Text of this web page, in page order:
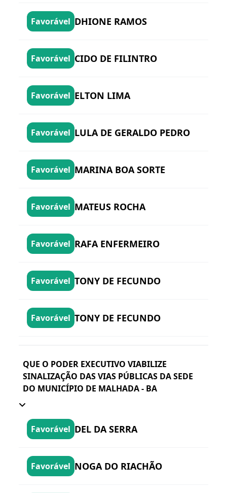
Favorável DHIONE RAMOS
Favorável CIDO DE FILINTRO
Favorável ELTON LIMA
Favorável LULA DE GERALDO PEDRO
Favorável MARINA BOA SORTE
Favorável MATEUS ROCHA
Favorável RAFA ENFERMEIRO
Favorável TONY DE FECUNDO
Favorável TONY DE FECUNDO
QUE O PODER EXECUTIVO VIABILIZE
SINALIZAÇÃO DAS VIAS PÚBLICAS DA SEDE
DO MUNICÍPIO DE MALHADA - BA
Favorável DEL DA SERRA
Favorável NOGA DO RIACHÃO